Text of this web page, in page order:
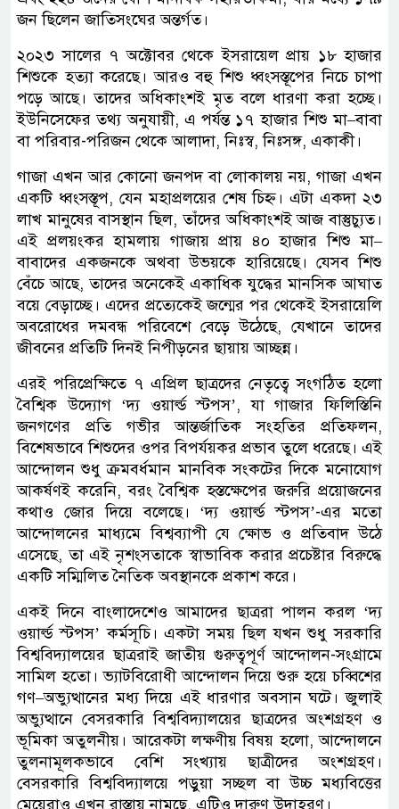
জন ছিলেন জাতিসংঘের অন্তর্গত।
২০২৩ সালের ৭ অক্টোবর থেকে ইসরায়েল প্রায় ১৮ হাজার
শিশুকে হত্যা করেছে। আরও বহু শিশু ধ্বংসস্তূপের নিচে চাপা
পড়ে আছে। তাদের অধিকাংশই মৃত বলে ধারণা করা হচ্ছে।
ইউনিসেফের তথ্য অনুযায়ী, এ পর্যন্ত ১৭ হাজার শিশু মা–বাবা
বা পরিবার-পরিজন থেকে আলাদা, নিঃস্ব, নিঃসঙ্গ, একাকী।
গাজা এখন আর কোনো জনপদ বা লোকালয় নয়, গাজা এখন
একটি ধ্বংসস্তূপ, যেন মহাপ্রলয়ের শেষ চিহ্ন। এটা একদা ২৩
লাখ মানুষের বাসস্থান ছিল, তাঁদের অধিকাংশই আজ বাস্তুচ্যুত।
এই প্রলয়ংকর হামলায় গাজায় প্রায় ৪০ হাজার শিশু মা–
বাবাদের একজনকে অথবা উভয়কে হারিয়েছে। যেসব শিশু
বেঁচে আছে, তাদের অনেকেই একাধিক যুদ্ধের মানসিক আঘাত
বয়ে বেড়াচ্ছে। এদের প্রত্যেকেই জন্মের পর থেকেই ইসরায়েলি
অবরোধের দমবন্ধ পরিবেশে বেড়ে উঠেছে, যেখানে তাদের
জীবনের প্রতিটি দিনই নিপীড়নের ছায়ায় আচ্ছন্ন।
এরই পরিপ্রেক্ষিতে ৭ এপ্রিল ছাত্রদের নেতৃত্বে সংগঠিত হলো
বৈশ্বিক উদ্যোগ ‘দ্য ওয়ার্ল্ড স্টপস’, যা গাজার ফিলিস্তিনি
জনগণের প্রতি গভীর আন্তর্জাতিক সংহতির প্রতিফলন,
বিশেষভাবে শিশুদের ওপর বিপর্যয়কর প্রভাব তুলে ধরেছে। এই
আন্দোলন শুধু ক্রমবর্ধমান মানবিক সংকটের দিকে মনোযোগ
আকর্ষণই করেনি, বরং বৈশ্বিক হস্তক্ষেপের জরুরি প্রয়োজনের
কথাও জোর দিয়ে বলেছে। ‘দ্য ওয়ার্ল্ড স্টপস’-এর মতো
আন্দোলনের মাধ্যমে বিশ্বব্যাপী যে ক্ষোভ ও প্রতিবাদ উঠে
এসেছে, তা এই নৃশংসতাকে স্বাভাবিক করার প্রচেষ্টার বিরুদ্ধে
একটি সম্মিলিত নৈতিক অবস্থানকে প্রকাশ করে।
একই দিনে বাংলাদেশেও আমাদের ছাত্ররা পালন করল ‘দ্য
ওয়ার্ল্ড স্টপস’ কর্মসূচি। একটা সময় ছিল যখন শুধু সরকারি
বিশ্ববিদ্যালয়ের ছাত্ররাই জাতীয় গুরুত্বপূর্ণ আন্দোলন-সংগ্রামে
সামিল হতো। ভ্যাটবিরোধী আন্দোলন দিয়ে শুরু হয়ে চব্বিশের
গণ–অভ্যুত্থানের মধ্য দিয়ে এই ধারণার অবসান ঘটে। জুলাই
অভ্যুত্থানে বেসরকারি বিশ্ববিদ্যালয়ের ছাত্রদের অংশগ্রহণ ও
ভূমিকা অতুলনীয়। আরেকটা লক্ষণীয় বিষয় হলো, আন্দোলনে
তুলনামূলকভাবে বেশি সংখ্যায় ছাত্রীদের অংশগ্রহণ।
বেসরকারি বিশ্ববিদ্যালয়ে পড়ুয়া সচ্ছল বা উচ্চ মধ্যবিত্তের
মেয়েরাও এখন রাস্তায় নামছে, এটিও দারুণ উদাহরণ।